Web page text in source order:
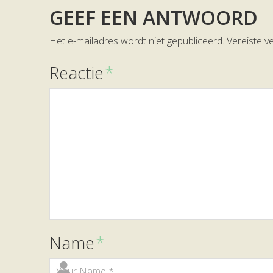
GEEF EEN ANTWOORD
Het e-mailadres wordt niet gepubliceerd. Vereiste
Reactie*
Name*